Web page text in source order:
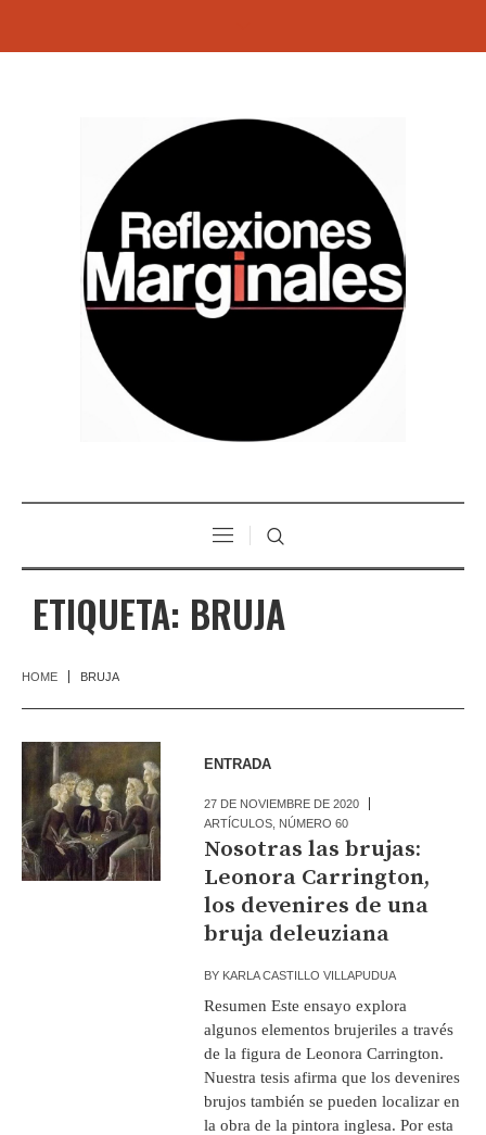
ETIQUETA: BRUJA
HOME BRUJA
ENTRADA
27 DE NOVIEMBRE DE 2020
ARTÍCULOS NÚMERO 60
Nosotras las brujas:
Leonora Carrington,
los devenires de una
bruja deleuziana
BY KARLA CASTILLO VILLAPUDUA
Resumen Este ensayo explora
algunos elementos brujeriles a través
de la figura de Leonora Carrington.
Nuestra tesis afirma que los devenires
brujos también se pueden localizar en
la obra de la pintora inglesa. Por esta